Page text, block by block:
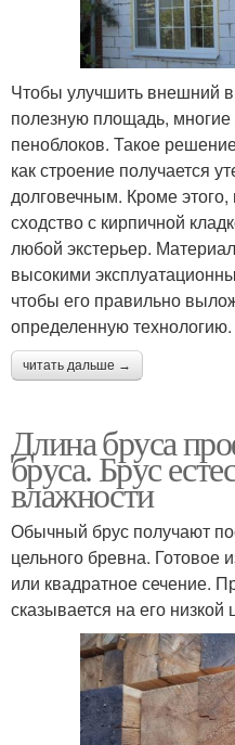
Чтобы улучшить внешний
полезную площадь, многие
пеноблоков. Такое
как строение получается
долговечным. Кроме
сходство с кирпичной
любой экстерьер.
высокими
чтобы его правильно
определенную технологию.
читать дальше →
Длина бруса
бруса. Брус
влажности
Обычный брус получают
цельного бревна. Готовое
или квадратное сечение.
сказывается на его